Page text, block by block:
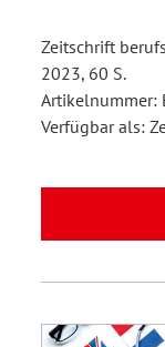
Zeitschrift
2023, 60 S.
Artikelnummer:
Verfügbar als: